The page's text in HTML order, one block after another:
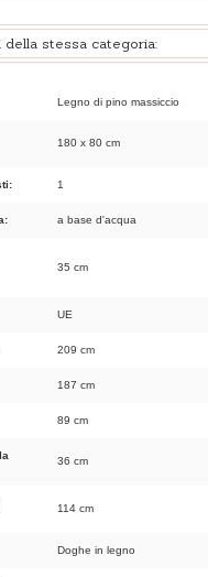
stessa categoria:
Legno di pino massiccio
180 x 80 cm
1
a base d'acqua
35 cm
UE
209 cm
187 cm
89 cm
36 cm
114 cm
Doghe in legno